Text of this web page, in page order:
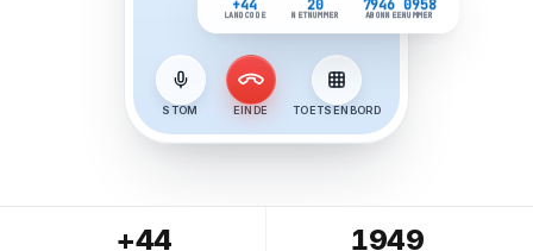
STOM EINDE TOETSENBORD
+44
LANDCODE
20
NETNUMMER
7946 0958
ABONNEENUMMER
+44 1949